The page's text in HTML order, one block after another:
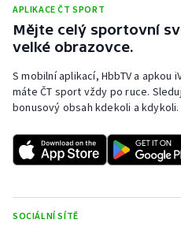
APLIKACE ČT SPORT
Mějte celý sportovní
velké obrazovce.
S mobilní aplikací, HbbTV a
máte ČT sport vždy po ruce.
bonusový obsah kdekoli a kdykoli.
SOCIÁLNÍ SÍTĚ